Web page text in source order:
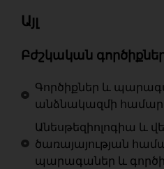
Այլ
Բժշկական
Գործիքներ և
անձնակազմի համար
Անեսթեզիոլոգիա և
ծառայայության
պարագաներ և